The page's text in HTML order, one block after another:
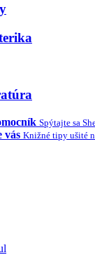
Spýtajte sa
vás Knižné tipy ušité